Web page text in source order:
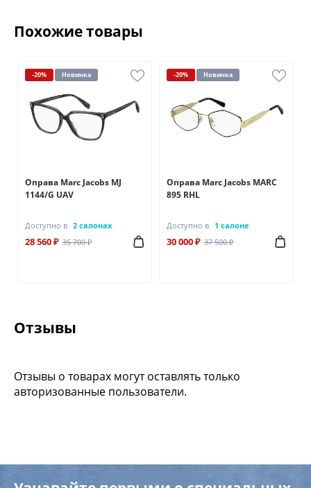
Похожие товары
-20% Новинка
Оправа Marc Jacobs MJ
1144/G UAV
Доступно в 2 салонах
28 560 ₽ 35 700 ₽
-20% Новинка
Оправа Marc Jacobs MARC
895 RHL
Доступно в 1 салоне
30 000 ₽ 37 500 ₽
Отзывы
Отзывы о товарах могут оставлять только
авторизованные пользователи.